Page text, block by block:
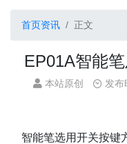
首页资讯 正文
EP01A智能
本站原创 发布
智能笔选用开关按键